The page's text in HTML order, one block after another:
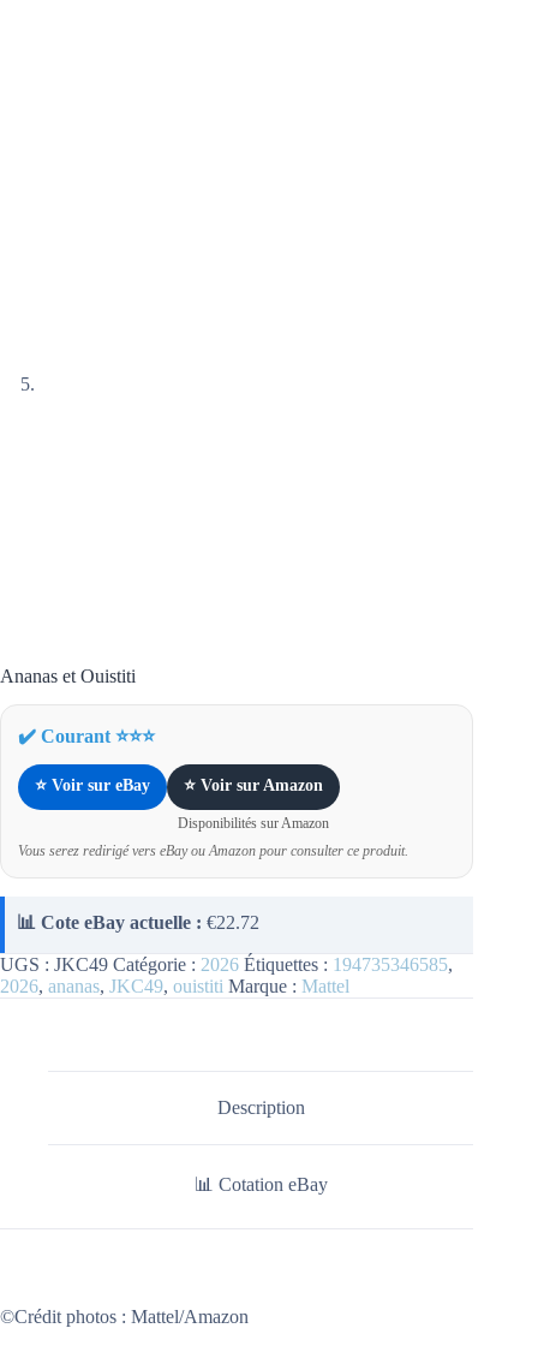
Ananas et Ouistiti
✔️ Courant ⭐⭐⭐
⭐ Voir sur eBay ⭐ Voir sur Amazon
Disponibilités sur Amazon
Vous serez redirigé vers eBay ou Amazon pour consulter ce produit.
📊 Cote eBay actuelle : €22.72
UGS : JKC49 Catégorie : 2026 Étiquettes : 194735346585,
2026, ananas, JKC49, ouistiti Marque : Mattel
Description
📊 Cotation eBay
©Crédit photos : Mattel/Amazon